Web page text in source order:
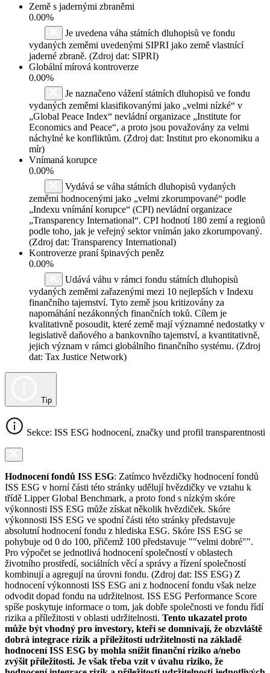
Země s jadernými zbraněmi
0.00%
Je uvedena váha státních dluhopisů ve fondu
vydaných zeměmi uvedenými SIPRI jako země vlastnící
jaderné zbraně. (Zdroj dat: SIPRI)
Globální mírová kontroverze
0.00%
Je naznačeno vážení státních dluhopisů ve fondu
vydaných zeměmi klasifikovanými jako „velmi nízké“ v
„Global Peace Index“ nevládní organizace „Institute for
Economics and Peace“, a proto jsou považovány za velmi
náchylné ke konfliktům. (Zdroj dat: Institut pro ekonomiku a
mír)
Vnímaná korupce
0.00%
Vydává se váha státních dluhopisů vydaných
zeměmi hodnocenými jako „velmi zkorumpované“ podle
„Indexu vnímání korupce“ (CPI) nevládní organizace
„Transparency International“. CPI hodnotí 180 zemí a regionů
podle toho, jak je veřejný sektor vnímán jako zkorumpovaný.
(Zdroj dat: Transparency International)
Kontroverze praní špinavých peněz
0.00%
Udává váhu v rámci fondu státních dluhopisů
vydaných zeměmi zařazenými mezi 10 nejlepších v Indexu
finančního tajemství. Tyto země jsou kritizovány za
napomáhání nezákonných finančních toků. Cílem je
kvalitativně posoudit, které země mají významné nedostatky v
legislativě daňového a bankovního tajemství, a kvantitativně,
jejich význam v rámci globálního finančního systému. (Zdroj
dat: Tax Justice Network)
Tip
Sekce: ISS ESG hodnocení, značky und profil transparentnosti
Hodnocení fondů ISS ESG: Zatímco hvězdičky hodnocení fondů
ISS ESG v horní části této stránky udělují hvězdičky ve vztahu k
třídě Lipper Global Benchmark, a proto fond s nízkým skóre
výkonnosti ISS ESG může získat několik hvězdiček. Skóre
výkonnosti ISS ESG ve spodní části této stránky představuje
absolutní hodnocení fondu z hlediska ESG. Skóre ISS ESG se
pohybuje od 0 do 100, přičemž 100 představuje ""velmi dobré"".
Pro výpočet se jednotlivá hodnocení společností v oblastech
životního prostředí, sociálních věcí a správy a řízení společností
kombinují a agregují na úrovni fondu. (Zdroj dat: ISS ESG) Z
hodnocení výkonnosti ISS ESG ani z hodnocení fondu však nelze
odvodit dopad fondu na udržitelnost. ISS ESG Performance Score
spíše poskytuje informace o tom, jak dobře společnosti ve fondu řídí
rizika a příležitosti v oblasti udržitelnosti. Tento ukazatel proto
může být vhodný pro investory, kteří se domnívají, že obzvláště
dobrá integrace rizik a příležitostí udržitelnosti na základě
hodnocení ISS ESG by mohla snížit finanční riziko a/nebo
zvýšit příležitosti. Je však třeba vzít v úvahu riziko, že